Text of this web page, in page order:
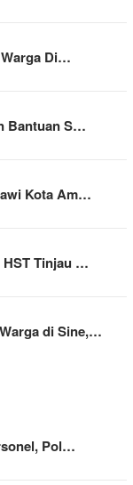
Di…
Bantuan S…
Kota Am…
HST Tinjau …
di Sine,…
Pol…